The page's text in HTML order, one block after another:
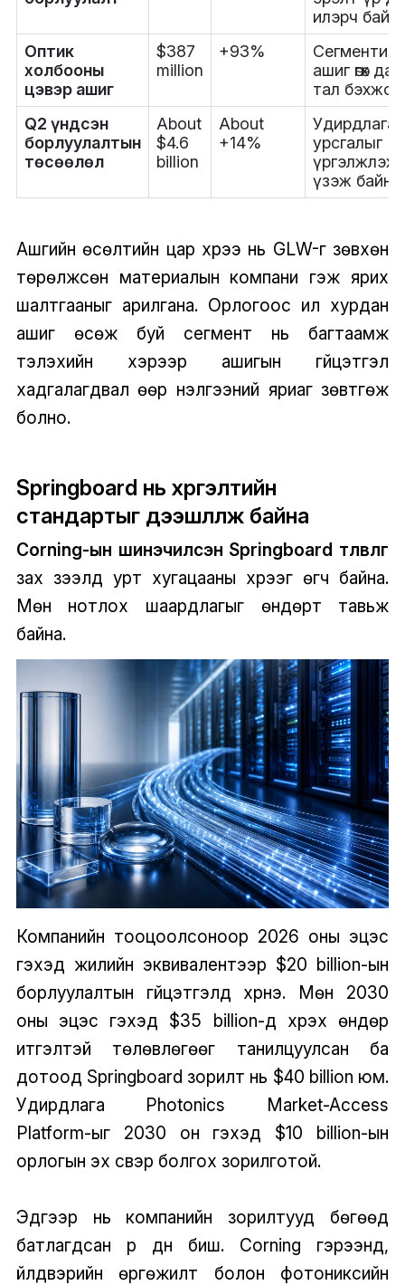
илэрч
Оптик
холбооны
цэвэр ашиг
$387
million
+93%
Сегментийн
ашиг өгөх
тал
Q2 үндсэн
борлуулалтын
төсөөлөл
About
$4.6
billion
About
+14%
Удирдлага
урсгалыг
үзэж байна
Ашгийн өсөлтийн цар хүрээ нь GLW-г зөвхөн
төрөлжсөн материалын компани гэж ярих
шалтгааныг арилгана. Орлогоос илүү хурдан
ашиг өсөж буй сегмент нь багтаамж
тэлэхийн хэрээр ашигын гүйцэтгэл
хадгалагдвал өөр үнэлгээний яриаг зөвтгөж
болно.
Springboard нь хүргэлтийн
стандартыг дээшлүүлж байна
Corning-ын шинэчилсэн Springboard төлөвлөгөө
зах зээлд урт хугацааны хүрээг өгч байна.
Мөн нотлох шаардлагыг өндөрт тавьж
байна.
Компанийн тооцоолсоноор 2026 оны эцэс
гэхэд жилийн эквивалентээр $20 billion-ын
борлуулалтын гүйцэтгэлд хүрнэ. Мөн 2030
оны эцэс гэхэд $35 billion-д хүрэх өндөр
итгэлтэй төлөвлөгөөг танилцуулсан ба
дотоод Springboard зорилт нь $40 billion юм.
Удирдлага Photonics Market-Access
Platform-ыг 2030 он гэхэд $10 billion-ын
орлогын эх үүсвэр болгох зорилготой.
Эдгээр нь компанийн зорилтууд бөгөөд
батлагдсан үр дүн биш. Corning гэрээнүүд,
үйлдвэрийн өргөжилт болон фотониксийн